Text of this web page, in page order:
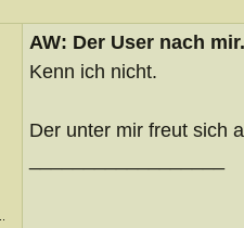
AW: Der User nach
Kenn ich nicht.
Der unter mir freut sich